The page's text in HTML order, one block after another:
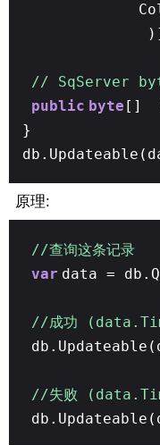
//
public byte []
}
原理:
//查询这条记录
var data =
//成功
//失败